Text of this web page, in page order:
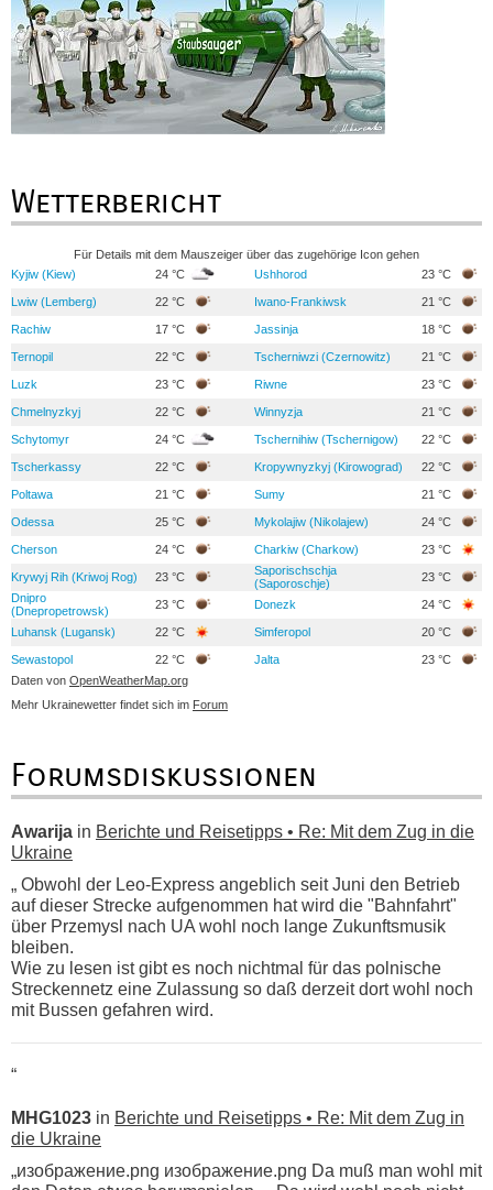
Wetterbericht
Für Details mit dem Mauszeiger über das zugehörige Icon gehen
Kyjiw (Kiew)
24 °C Ushhorod 23 °C
Lwiw (Lemberg) 22 °C Iwano-Frankiwsk 21 °C
Rachiw 17 °C Jassinja 18 °C
Ternopil 22 °C Tscherniwzi (Czernowitz) 21 °C
Luzk 23 °C Riwne 23 °C
Chmelnyzkyj 22 °C Winnyzja 21 °C
Schytomyr 24 °C Tschernihiw (Tschernigow) 22 °C
Tscherkassy 22 °C Kropywnyzkyj (Kirowograd) 22 °C
Poltawa 21 °C Sumy 21 °C
Odessa 25 °C Mykolajiw (Nikolajew) 24 °C
Cherson 24 °C Charkiw (Charkow) 23 °C
Krywyj Rih (Kriwoj Rog) 23 °C
Saporischschja
(Saporoschje)
23 °C
Dnipro
(Dnepropetrowsk)
23 °C Donezk 24 °C
Luhansk (Lugansk) 22 °C Simferopol 20 °C
Sewastopol 22 °C Jalta
23 °C
Daten von OpenWeatherMap.org
Mehr Ukrainewetter findet sich im Forum
Forumsdiskussionen
Awarija in Berichte und Reisetipps • Re: Mit dem Zug in die
Ukraine
„ Obwohl der Leo-Express angeblich seit Juni den Betrieb
auf dieser Strecke aufgenommen hat wird die "Bahnfahrt"
über Przemysl nach UA wohl noch lange Zukunftsmusik
bleiben.
Wie zu lesen ist gibt es noch nichtmal für das polnische
Streckennetz eine Zulassung so daß derzeit dort wohl noch
mit Bussen gefahren wird.
“
MHG1023 in Berichte und Reisetipps • Re: Mit dem Zug in
die Ukraine
„изображение.png изображение.png Da muß man wohl mit